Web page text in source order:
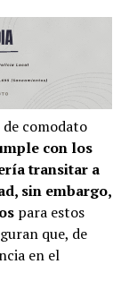
comodato
con los
transitar a
sin embargo,
para estos
que, de
en el